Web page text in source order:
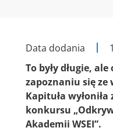
Data dodania
To były długie,
zapoznaniu się ze
Kapituła
konkursu
Akademii WSEI”.